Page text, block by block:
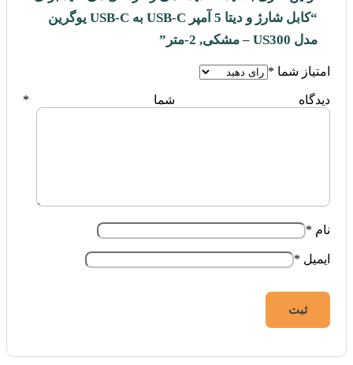
“کابل شارژ و دیتا 5 آمپر USB-C به USB-C یوگرین
مدل US300 – مشکی, 2-متر”
امتیاز شما *
دیدگاه شما *
نام *
ایمیل *